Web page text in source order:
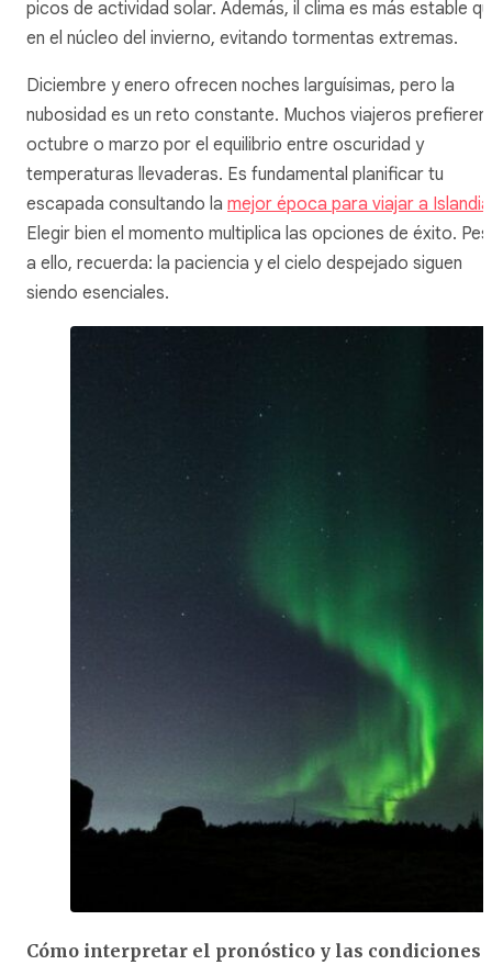
picos de actividad solar. Además, il clima es más estable
en el núcleo del invierno, evitando tormentas extremas.
Diciembre y enero ofrecen noches larguísimas, pero la
nubosidad es un reto constante. Muchos viajeros prefieren
octubre o marzo por el equilibrio entre oscuridad y
temperaturas llevaderas. Es fundamental planificar tu
escapada consultando la mejor época para viajar a Islandia
Elegir bien el momento multiplica las opciones de éxito.
a ello, recuerda: la paciencia y el cielo despejado siguen
siendo esenciales.
Cómo interpretar el pronóstico y las condiciones